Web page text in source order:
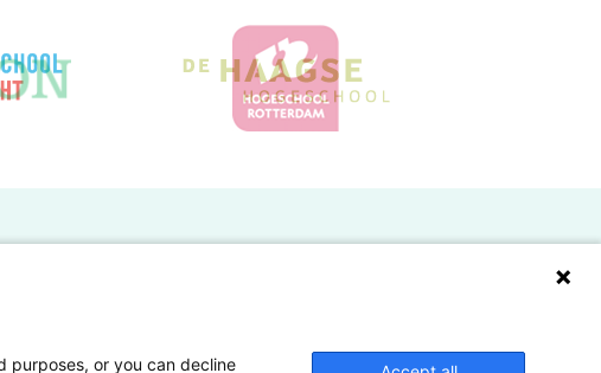
Lectoren en onderzoekers
purposes, or you can decline